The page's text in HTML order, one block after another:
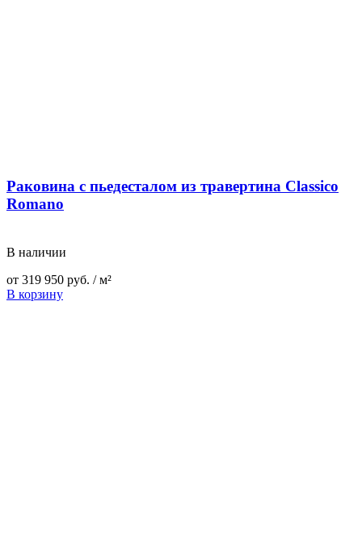
Раковина с пьедесталом из травертина Classico
Romano
В наличии
от 319 950 руб. / м²
В корзину